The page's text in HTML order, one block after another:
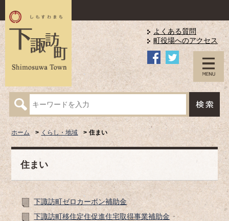
よくある質問
町役場へのアクセス
ホーム くらし・地域 住まい
住まい
下諏訪町ゼロカーボン補助金
下諏訪町移住定住促進住宅取得事業補助金